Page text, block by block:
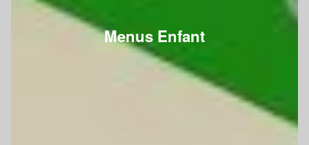
Menus Enfant